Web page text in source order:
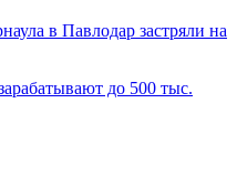
в Павлодар застряли на
до 500 тыс.